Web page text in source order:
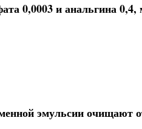
0,0003 и анальгина 0,4,
эмульсии